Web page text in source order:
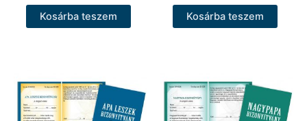
Kosárba teszem Kosárba teszem